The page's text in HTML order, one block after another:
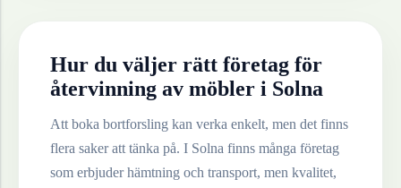
Hur du väljer rätt företag för
återvinning av möbler i Solna
Att boka bortforsling kan verka enkelt, men det finns
flera saker att tänka på. I Solna finns många företag
som erbjuder hämtning och transport, men kvalitet,